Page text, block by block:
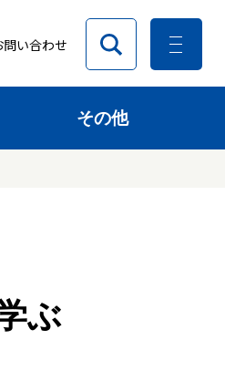
問い合わせ
その他
ぶ